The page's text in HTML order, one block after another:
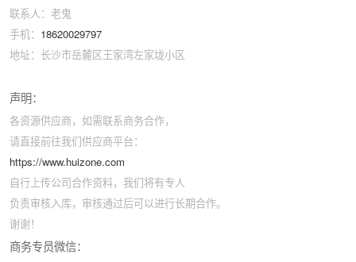
联系人：老鬼
手机： 18620029797
地址：长沙市岳麓区王家湾左家垅小区
声明：
各资源供应商，如需联系商务合作，
请直接前往我们供应商平台：
https://www.huizone.com
自行上传公司合作资料，我们将有专人
负责审核入库，审核通过后可以进行长期合作。
谢谢！
商务专员微信：